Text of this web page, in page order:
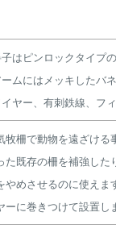
はピンロックタイプ
ムにはメッキしたバ
ヤー、有刺鉄線、フ
牧柵で動物を遠ざける
た既存の柵を補強した
やめさせるのに使えま
ーに巻きつけて設置し